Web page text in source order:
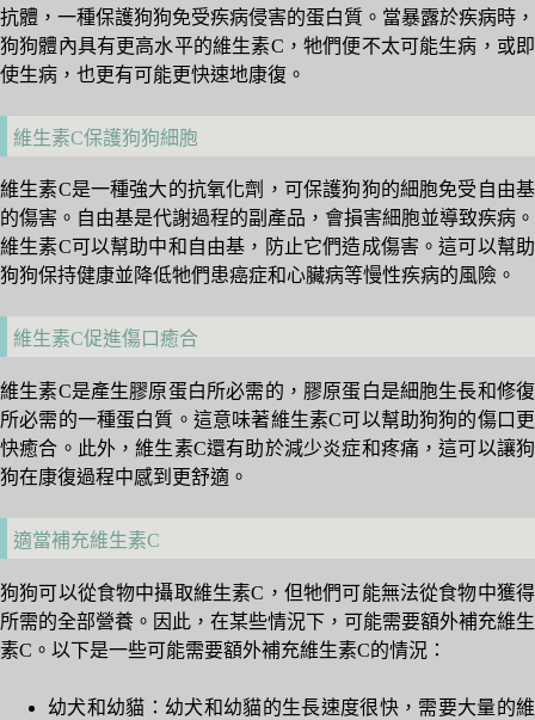
抗體，一種保護狗狗免受疾病侵害的蛋白質。當暴露於疾病時，
狗狗體內具有更高水平的維生素C，牠們便不太可能生病，或即
使生病，也更有可能更快速地康復。
維生素C保護狗狗細胞
維生素C是一種強大的抗氧化劑，可保護狗狗的細胞免受自由基
的傷害。自由基是代謝過程的副產品，會損害細胞並導致疾病。
維生素C可以幫助中和自由基，防止它們造成傷害。這可以幫助
狗狗保持健康並降低牠們患癌症和心臟病等慢性疾病的風險。
維生素C促進傷口癒合
維生素C是產生膠原蛋白所必需的，膠原蛋白是細胞生長和修復
所必需的一種蛋白質。這意味著維生素C可以幫助狗狗的傷口更
快癒合。此外，維生素C還有助於減少炎症和疼痛，這可以讓狗
狗在康復過程中感到更舒適。
適當補充維生素C
狗狗可以從食物中攝取維生素C，但牠們可能無法從食物中獲得
所需的全部營養。因此，在某些情況下，可能需要額外補充維生
素C。以下是一些可能需要額外補充維生素C的情況：
幼犬和幼貓：幼犬和幼貓的生長速度很快，需要大量的維